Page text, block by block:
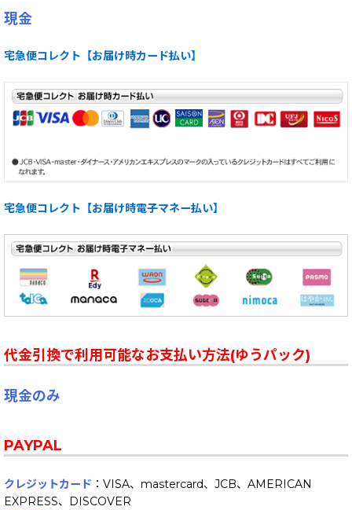
現金
宅急便コレクト【お届け時カード払い】
宅急便コレクト【お届け時電子マネー払い】
代金引換で利用可能なお支払い方法(ゆうパック)
現金のみ
PAYPAL
クレジットカード ：VISA、mastercard、JCB、AMERICAN
EXPRESS、DISCOVER